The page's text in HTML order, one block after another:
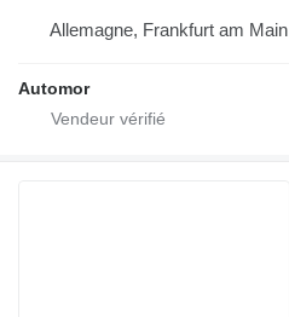
Allemagne, Frankfurt am Main
Automor